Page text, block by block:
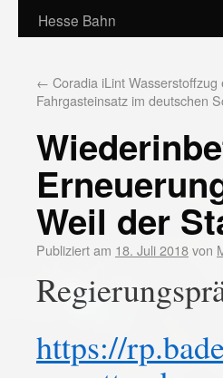
Hesse Bahn
← Coradia iLint
Fahrgasteinsatz im deutschen
Weil der
Publiziert am 18. Juli 2018von
https://